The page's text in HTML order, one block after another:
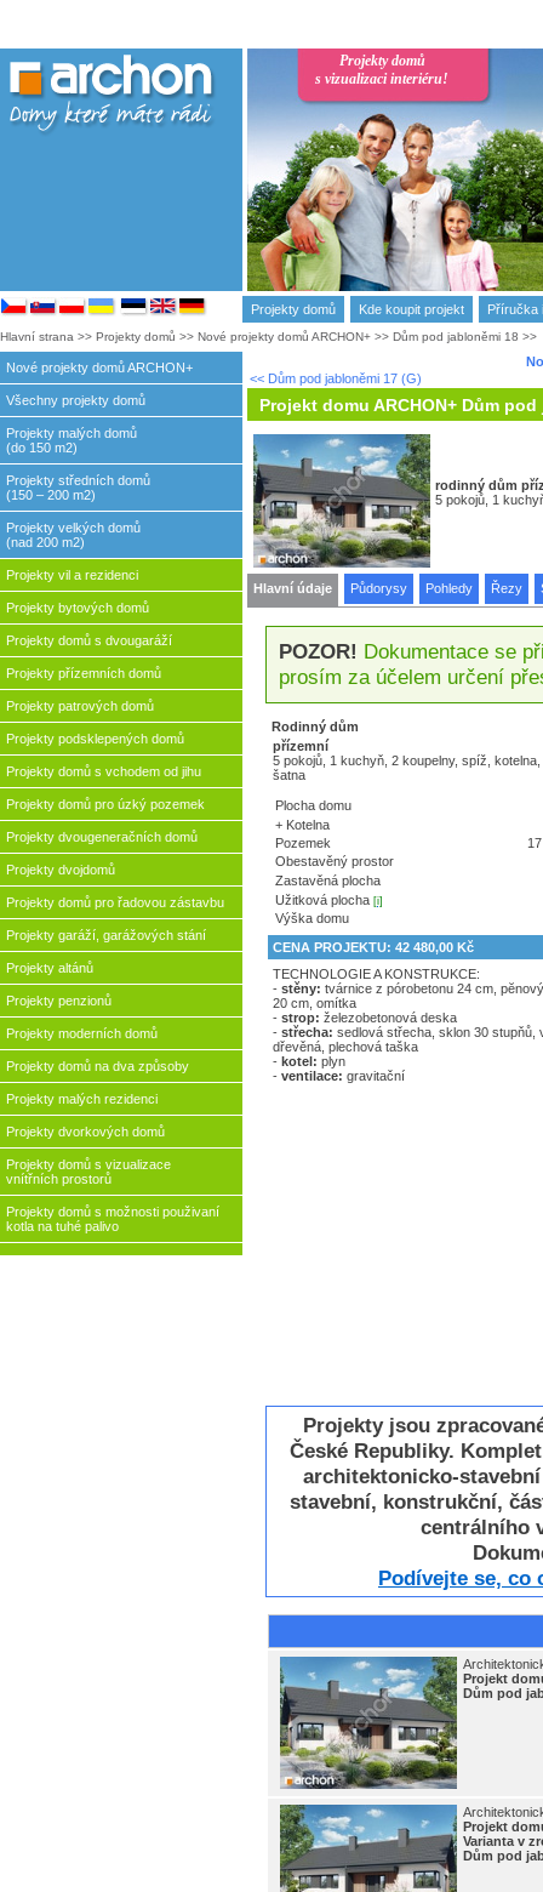
Projekty domů
s vizualizaci interiéru!
Projekty domů Kde koupit projekt Příručka
Hlavní strana >> Projekty domů >> Nové projekty domů ARCHON+ >> Dům pod jabloněmi 18 >>
Nové projekty domů ARCHON+
Všechny projekty domů
Projekty malých domů
(do 150 m2)
Projekty středních domů
(150 – 200 m2)
Projekty velkých domů
(nad 200 m2)
Projekty vil a rezidenci
Projekty bytových domů
Projekty domů s dvougaráží
Projekty přízemních domů
Projekty patrových domů
Projekty podsklepených domů
Projekty domů s vchodem od jihu
Projekty domů pro úzký pozemek
Projekty dvougeneračních domů
Projekty dvojdomů
Projekty domů pro řadovou zástavbu
Projekty garáží, garážových stání
Projekty altánů
Projekty penzionů
Projekty moderních domů
Projekty domů na dva způsoby
Projekty malých rezidenci
Projekty dvorkových domů
Projekty domů s vizualizace
vnítřních prostorů
Projekty domů s možnosti použivaní
kotla na tuhé palivo
<< Dům pod jabloněmi 17 (G)
Projekt domu ARCHON+ Dům
rodinný dům
5 pokojů, 1
Hlavní údaje Půdorysy Pohledy Řezy
POZOR! Dokumentace se
prosím za účelem určení
Rodinný dům
přízemní
5 pokojů, 1 kuchyň, 2 koupelny, spíž, kotelna,
šatna
Plocha domu
+ Kotelna
Pozemek
Obestavěný prostor
Zastavěná plocha
Užitková plocha [i]
Výška domu
CENA PROJEKTU: 42 480,00 Kč
TECHNOLOGIE A KONSTRUKCE:
- stěny: tvárnice z pórobetonu 24 cm,
20 cm, omítka
- strop: železobetonová deska
- střecha: sedlová střecha, sklon 30 stupňů,
dřevěná, plechová taška
- kotel: plyn
- ventilace: gravitační
Projekty jsou
České Republiky.
architektonicko-
stavební, konstrukční,
centrálního
Podívejte se, co
Projekt
Dům pod
Projekt
Varianta v
Dům pod